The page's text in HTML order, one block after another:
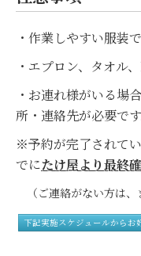
・作業しやすい服装で
・エプロン、タオル
・お連れ様がいる場
所・連絡先が必要です
※予約が完了されて
でにたけ屋より最終
（ご連絡がない方は、
下記実施スケジュールからお